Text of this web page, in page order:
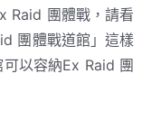
Raid 團體戰，請看
團體戰道館」這樣
以容納Ex Raid 團